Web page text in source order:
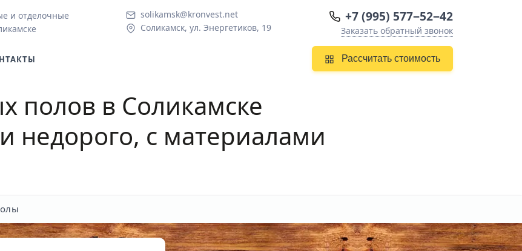
и отделочные
solikamsk@kronvest.net
Соликамск, ул. Энергетиков, 19
+7 (995) 577−52−42
Заказать обратный звонок
Рассчитать стоимость
полов в Соликамске
недорого, с материалами